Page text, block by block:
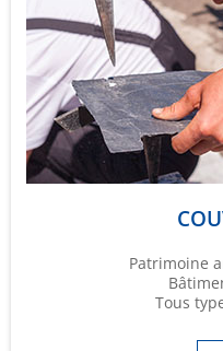
Patrimoine
Tous